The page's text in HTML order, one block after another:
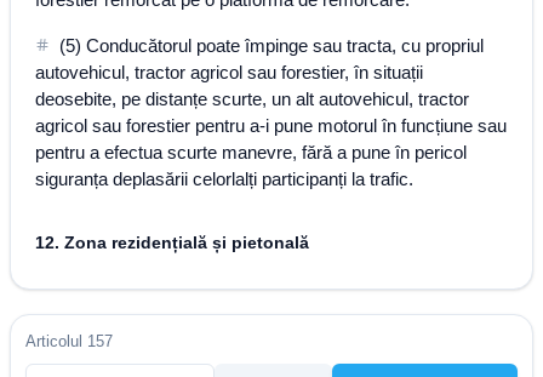
(5) Conducătorul poate împinge sau tracta, cu propriul
autovehicul, tractor agricol sau forestier, în situații
deosebite, pe distanțe scurte, un alt autovehicul, tractor
agricol sau forestier pentru a-i pune motorul în funcțiune sau
pentru a efectua scurte manevre, fără a pune în pericol
siguranța deplasării celorlalți participanți la trafic.
12. Zona rezidențială și pietonală
Articolul 157